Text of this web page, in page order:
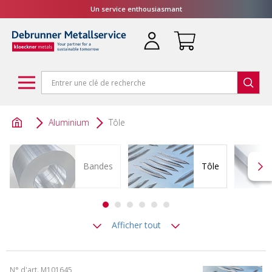
Un service enthousiasmant
Aluminium Tôle
Bandes Tôle
Afficher tout
N° d'art. M101645